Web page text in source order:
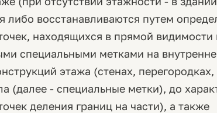
либо восстанавливаются путем
находящихся в прямой видимости
специальными метками на
этажа (стенах, перегородках,
(далее - специальные метки), до
деления границ на части), а также